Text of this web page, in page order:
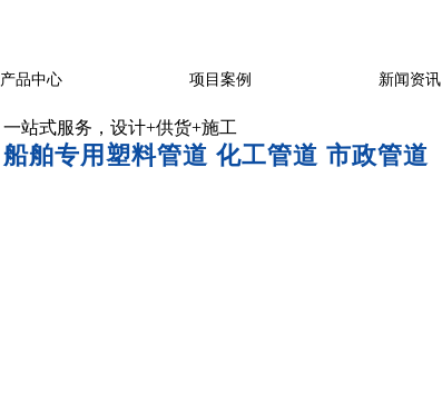
一站式服务，设计+供货+施工
船舶专用塑料管道 化工管道 市政管道
产品中心 项目案例 新闻资讯